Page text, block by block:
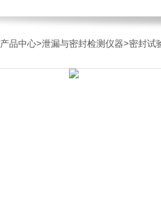
产品中心>泄漏与密封检测仪器>密封试